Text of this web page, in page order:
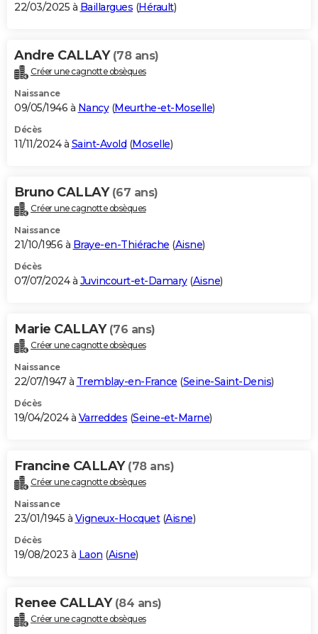
22/03/2025 à Baillargues (Hérault)
Andre CALLAY (78 ans)
Créer une cagnotte obsèques
Naissance
09/05/1946 à Nancy(Meurthe-et-Moselle)
Décès
11/11/2024 à Saint-Avold (Moselle)
Bruno CALLAY (67 ans)
Créer une cagnotte obsèques
Naissance
21/10/1956 à Braye-en-Thiérache (Aisne)
Décès
07/07/2024 à Juvincourt-et-Damary(Aisne)
Marie CALLAY (76 ans)
Créer une cagnotte obsèques
Naissance
22/07/1947 à Tremblay-en-France (Seine-Saint-Denis)
Décès
19/04/2024 à Varreddes (Seine-et-Marne)
Francine CALLAY (78 ans)
Créer une cagnotte obsèques
Naissance
23/01/1945 à Vigneux-Hocquet(Aisne)
Décès
19/08/2023 à Laon (Aisne)
Renee CALLAY (84 ans)
Créer une cagnotte obsèques